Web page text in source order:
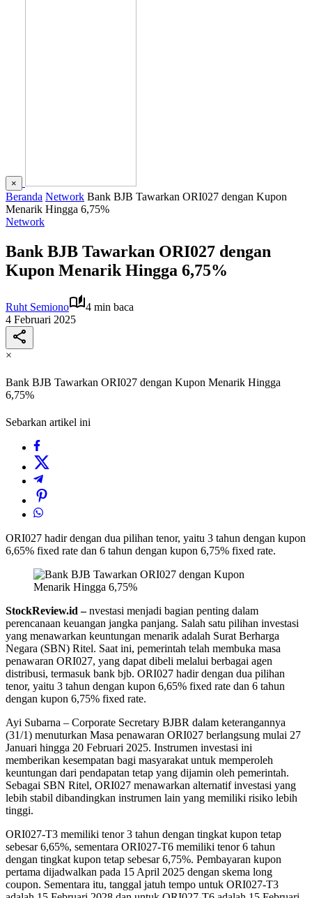
×
Beranda Network Bank BJB Tawarkan ORI027 dengan Kupon
Menarik Hingga 6,75%
Network
Bank BJB Tawarkan ORI027 dengan
Kupon Menarik Hingga 6,75%
Ruht Semiono
4 min baca
4 Februari 2025
×
Bank BJB Tawarkan ORI027 dengan Kupon Menarik Hingga
6,75%
Sebarkan artikel ini
ORI027 hadir dengan dua pilihan tenor, yaitu 3 tahun dengan kupon
6,65% fixed rate dan 6 tahun dengan kupon 6,75% fixed rate.
StockReview.id –nvestasi menjadi bagian penting dalam
perencanaan keuangan jangka panjang. Salah satu pilihan investasi
yang menawarkan keuntungan menarik adalah Surat Berharga
Negara (SBN) Ritel. Saat ini, pemerintah telah membuka masa
penawaran ORI027, yang dapat dibeli melalui berbagai agen
distribusi, termasuk bank bjb. ORI027 hadir dengan dua pilihan
tenor, yaitu 3 tahun dengan kupon 6,65% fixed rate dan 6 tahun
dengan kupon 6,75% fixed rate.
Ayi Subarna – Corporate Secretary BJBR dalam keterangannya
(31/1) menuturkan Masa penawaran ORI027 berlangsung mulai 27
Januari hingga 20 Februari 2025. Instrumen investasi ini
memberikan kesempatan bagi masyarakat untuk memperoleh
keuntungan dari pendapatan tetap yang dijamin oleh pemerintah.
Sebagai SBN Ritel, ORI027 menawarkan alternatif investasi yang
lebih stabil dibandingkan instrumen lain yang memiliki risiko lebih
tinggi.
ORI027-T3 memiliki tenor 3 tahun dengan tingkat kupon tetap
sebesar 6,65%, sementara ORI027-T6 memiliki tenor 6 tahun
dengan tingkat kupon tetap sebesar 6,75%. Pembayaran kupon
pertama dijadwalkan pada 15 April 2025 dengan skema long
coupon. Sementara itu, tanggal jatuh tempo untuk ORI027-T3